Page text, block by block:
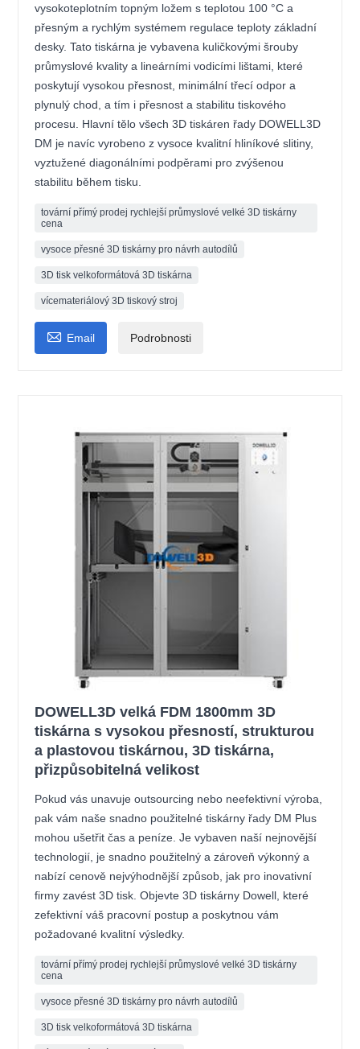
vysokoteplotním topným ložem s teplotou 100 °C a
přesným a rychlým systémem regulace teploty základní
desky. Tato tiskárna je vybavena kuličkovými šrouby
průmyslové kvality a lineárními vodicími lištami, které
poskytují vysokou přesnost, minimální třecí odpor a
plynulý chod, a tím i přesnost a stabilitu tiskového
procesu. Hlavní tělo všech 3D tiskáren řady DOWELL3D
DM je navíc vyrobeno z vysoce kvalitní hliníkové slitiny,
vyztužené diagonálními podpěrami pro zvýšenou
stabilitu během tisku.
tovární přímý prodej rychlejší průmyslové velké 3D tiskárny
cena
vysoce přesné 3D tiskárny pro návrh autodílů
3D tisk velkoformátová 3D tiskárna
vícemateriálový 3D tiskový stroj
 Email Podrobnosti
DOWELL3D velká FDM 1800mm 3D
tiskárna s vysokou přesností, strukturou
a plastovou tiskárnou, 3D tiskárna,
přizpůsobitelná velikost
Pokud vás unavuje outsourcing nebo neefektivní výroba,
pak vám naše snadno použitelné tiskárny řady DM Plus
mohou ušetřit čas a peníze. Je vybaven naší nejnovější
technologií, je snadno použitelný a zároveň výkonný a
nabízí cenově nejvýhodnější způsob, jak pro inovativní
firmy zavést 3D tisk. Objevte 3D tiskárny Dowell, které
zefektivní váš pracovní postup a poskytnou vám
požadované kvalitní výsledky.
tovární přímý prodej rychlejší průmyslové velké 3D tiskárny
cena
vysoce přesné 3D tiskárny pro návrh autodílů
3D tisk velkoformátová 3D tiskárna